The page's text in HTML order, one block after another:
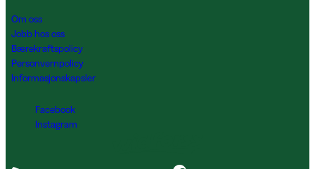
Om oss
Jobb hos oss
Bærekraftspolicy
Personvernpolicy
Informasjonskapsler
Facebook
Instagram